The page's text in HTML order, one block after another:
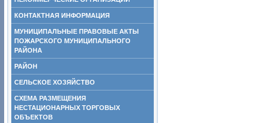
КОНТАКТНАЯ ИНФОРМАЦИЯ
МУНИЦИПАЛЬНЫЕ ПРАВОВЫЕ АКТЫ
ПОЖАРСКОГО МУНИЦИПАЛЬНОГО
РАЙОНА
РАЙОН
СЕЛЬСКОЕ ХОЗЯЙСТВО
СХЕМА РАЗМЕЩЕНИЯ
НЕСТАЦИОНАРНЫХ ТОРГОВЫХ
ОБЪЕКТОВ